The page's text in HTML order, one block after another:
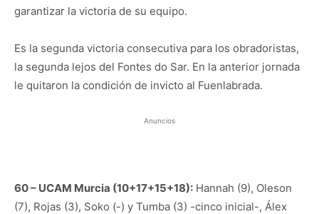
garantizar la victoria de su equipo.
Es la segunda victoria consecutiva para los obradoristas,
la segunda lejos del Fontes do Sar. En la anterior jornada
le quitaron la condición de invicto al Fuenlabrada.
Anuncios
60 – UCAM Murcia (10+17+15+18): Hannah (9), Oleson
(7), Rojas (3), Soko (-) y Tumba (3) -cinco inicial-, Álex